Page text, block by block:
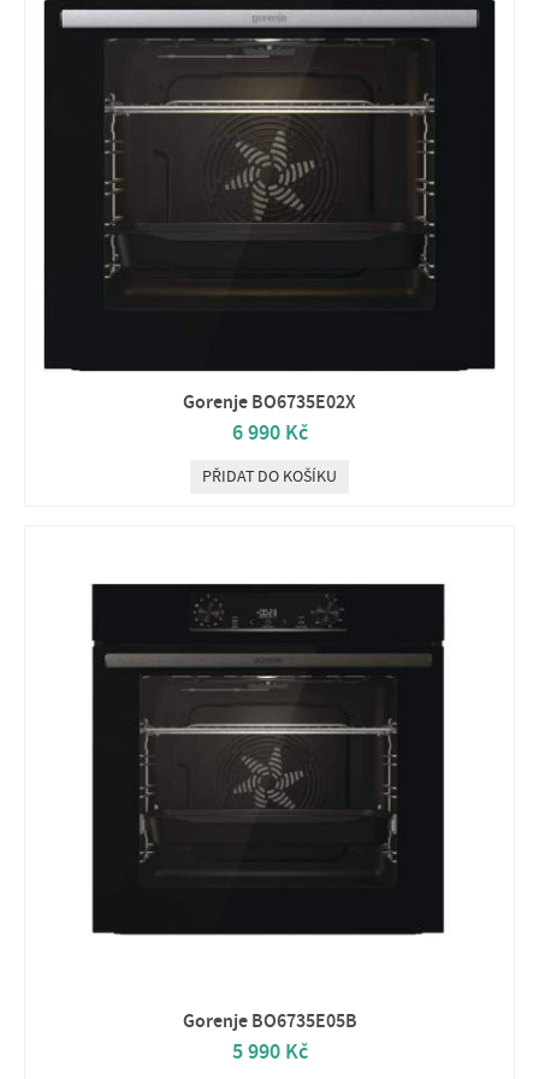
Gorenje BO6735E02X
6 990 Kč
PŘIDAT DO KOŠÍKU
Gorenje BO6735E05B
5 990 Kč